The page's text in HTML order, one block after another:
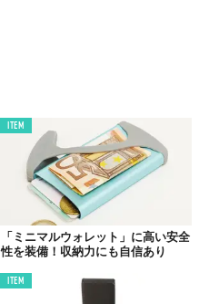
ITEM
「ミニマルウォレット」に高い安全
性を装備！収納力にも自信あり
ITEM